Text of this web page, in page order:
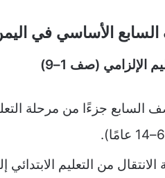
السابع الأساسي في
من التعليم